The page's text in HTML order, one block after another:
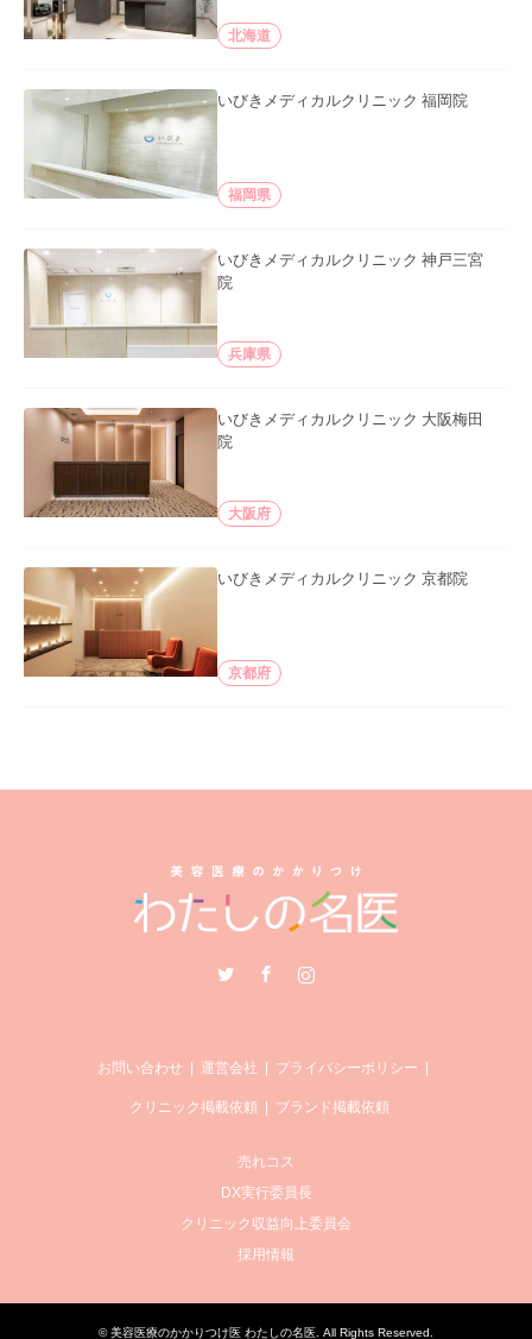
北海道
いびきメディカルクリニック 福岡院
福岡県
いびきメディカルクリニック 神戸三宮
院
兵庫県
いびきメディカルクリニック 大阪梅田
院
大阪府
いびきメディカルクリニック 京都院
京都府
Instagram
お問い合わせ 運営会社 プライバシーポリシー
クリニック掲載依頼 ブランド掲載依頼
売れコス
DX実行委員長
クリニック収益向上委員会
採用情報
©美容医療のかかりつけ医 わたしの名医 . All Rights Reserved.